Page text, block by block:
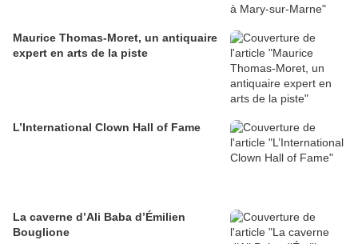
Maurice Thomas-Moret, un antiquaire
expert en arts de la piste
L’International Clown Hall of Fame
La caverne d’Ali Baba d’Émilien
Bouglione